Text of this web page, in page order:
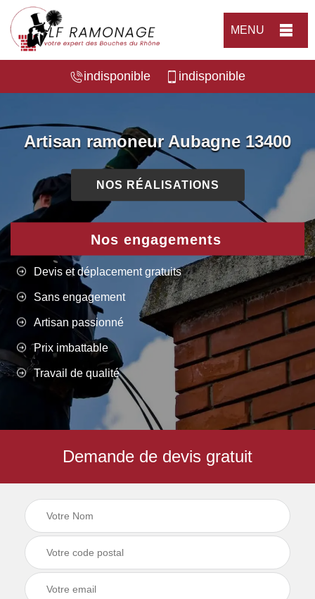
MENU
indisponible indisponible
Artisan ramoneur Aubagne 13400
NOS RÉALISATIONS
Nos engagements
Devis et déplacement gratuits
Sans engagement
Artisan passionné
Prix imbattable
Travail de qualité
Demande de devis gratuit